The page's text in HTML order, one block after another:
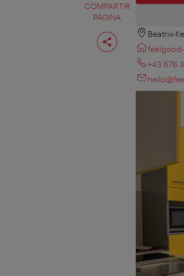
COMPARTIR
PÁGINA
Compartir
página
Beatrix-
+43 676